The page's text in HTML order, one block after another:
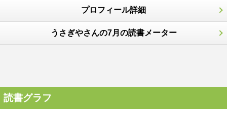
プロフィール詳細
うさぎやさんの7月の読書メーター
読書グラフ